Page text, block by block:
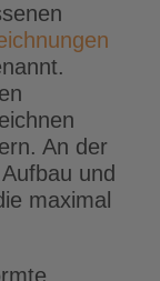
An der
und
maximal